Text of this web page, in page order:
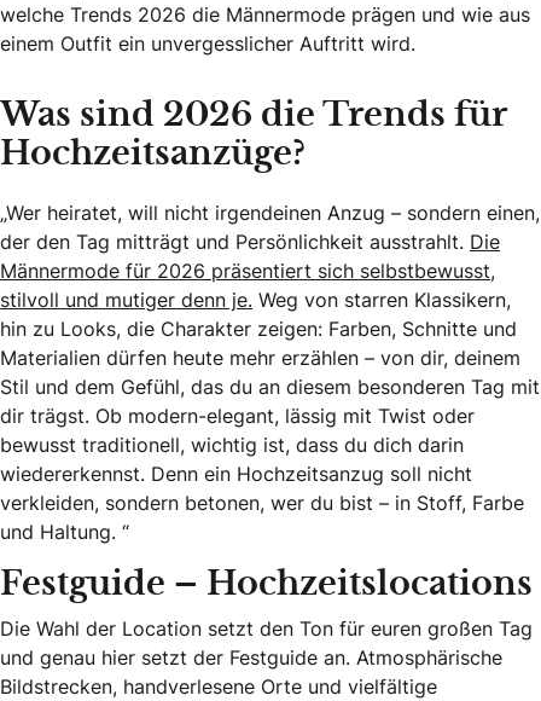
welche Trends 2026 die Männermode prägen und wie aus
einem Outfit ein unvergesslicher Auftritt wird.
Was sind 2026 die Trends für
Hochzeitsanzüge?
„Wer heiratet, will nicht irgendeinen Anzug – sondern einen,
der den Tag mitträgt und Persönlichkeit ausstrahlt. Die
Männermode für 2026 präsentiert sich selbstbewusst,
stilvoll und mutiger denn je. Weg von starren Klassikern,
hin zu Looks, die Charakter zeigen: Farben, Schnitte und
Materialien dürfen heute mehr erzählen – von dir, deinem
Stil und dem Gefühl, das du an diesem besonderen Tag mit
dir trägst. Ob modern-elegant, lässig mit Twist oder
bewusst traditionell, wichtig ist, dass du dich darin
wiedererkennst. Denn ein Hochzeitsanzug soll nicht
verkleiden, sondern betonen, wer du bist – in Stoff, Farbe
und Haltung. “
Festguide – Hochzeitslocations
Die Wahl der Location setzt den Ton für euren großen Tag
und genau hier setzt der Festguide an. Atmosphärische
Bildstrecken, handverlesene Orte und vielfältige